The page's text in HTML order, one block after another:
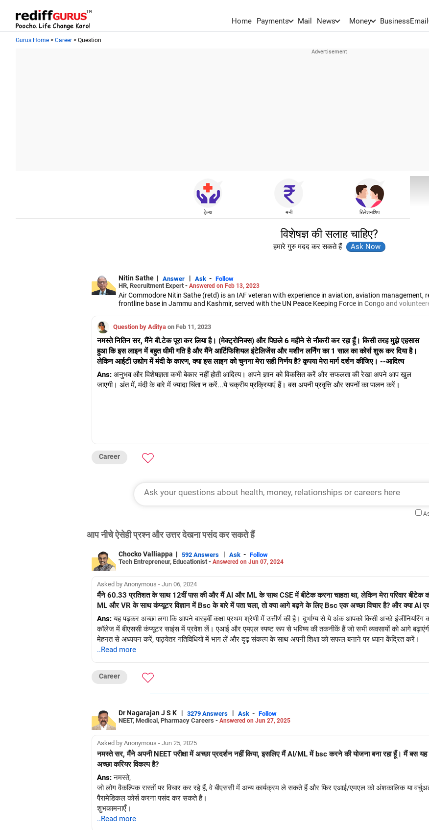
Home Payments Mail News Money BusinessEmail
Gurus Home > Career > Question
हेल्थ मनी रिलेशनशिप
विशेषज्ञ की सलाह चाहिए?
हमारे गुरु मदद कर सकते हैं
Nitin Sathe | Answer | Ask - Follow
HR, Recruitment Expert - Answered on Feb 13, 2023
Air Commodore Nitin Sathe (retd) is an IAF veteran with experience in aviation, aviation management,
frontline base in Jammu and Kashmir, served with the UN Peace Keeping Force in Congo and
Question by Aditya on Feb 11, 2023
नमस्ते नितिन सर, मैंने बी.टेक पूरा कर लिया है। (मेक्ट्रोनिक्स) और पिछले 6 महीने से नौकरी कर रहा हूँ। किसी तरह मुझे एहसास
हुआ कि इस लाइन में बहुत धीमी गति है और मैंने आर्टिफिशियल इंटेलिजेंस और मशीन लर्निंग का 1 साल का कोर्स शुरू कर दिया है।
लेकिन आईटी उद्योग में मंदी के कारण, क्या इस लाइन को चुनना मेरा सही निर्णय है? कृपया मेरा मार्ग दर्शन कीजिए। --आदित्य
Ans: अनुभव और विशेषज्ञता कभी बेकार नहीं होती आदित्य। अपने ज्ञान को विकसित करें और सफलता की रेखा अपने आप खुल
जाएगी। अंत में, मंदी के बारे में ज्यादा चिंता न करें...ये चक्रीय प्रक्रियाएं हैं। बस अपनी प्रवृत्ति और सपनों का पालन करें।
Career
आप नीचे ऐसेही प्रश्न और उत्तर देखना पसंद कर सकते हैं
Chocko Valliappa | 592 Answers | Ask - Follow
Tech Entrepreneur, Educationist - Answered on Jun 07, 2024
Asked by Anonymous - Jun 06, 2024
मैंने 60.33 प्रतिशत के साथ 12वीं पास की और मैं AI और ML के साथ CSE में बीटेक करना चाहता था, लेकिन मेरा परिवार
ML और VR के साथ कंप्यूटर विज्ञान में Bsc के बारे में पता चला, तो क्या आगे बढ़ने के लिए Bsc एक अच्छा विचार है? और क्या AI
Ans:यह पढ़कर अच्छा लगा कि आपने बारहवीं कक्षा प्रथम श्रेणी में उत्तीर्ण की है। दुर्भाग्य से ये अंक आपको किसी अच्छे
कॉलेज में बीएससी कंप्यूटर साइंस में प्रवेश लें। एआई और एमएल स्पष्ट रूप से भविष्य की तकनीकें हैं जो सभी व्यवसायों को आगे
मेहनत से अध्ययन करें, पाठ्येतर गतिविधियों में भाग लें और दृढ़ संकल्प के साथ अपनी शिक्षा को सफल बनाने पर ध्यान केंद्रित करें।
..Read more
Career
Dr Nagarajan J S K | 3279 Answers | Ask - Follow
NEET, Medical, Pharmacy Careers - Answered on Jun 27, 2025
Asked by Anonymous - Jun 25, 2025
नमस्ते सर, मैंने अपनी NEET परीक्षा में अच्छा प्रदर्शन नहीं किया, इसलिए मैं AI/ML में bsc करने की योजना बना रहा हूँ। मैं बस
अच्छा करियर विकल्प है?
Ans:नमस्ते,
जो लोग वैकल्पिक रास्तों पर विचार कर रहे हैं, वे बीएससी में अन्य कार्यक्रम ले सकते हैं और फिर एआई/एमएल को अंशकालिक या
पैरामेडिकल कोर्स करना पसंद कर सकते हैं।
शुभकामनाएँ।
..Read more